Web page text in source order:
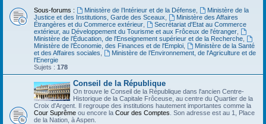
Sous-forums :
Ministère de l’Intérieur et de la Défense,
Ministère de la
Justice et des Institutions, Garde des Sceaux
Ministère des Affaires
Étrangères et du Commerce extérieur
Secrétariat d'Etat au Commerce
extérieur, au Développement du Tourisme et aux Frôceux de l'étranger
Ministère de l’Éducation, de l'Enseignement supérieur et de la Recherche
Ministère de l’Économie, des Finances et de l'Emploi
Ministère de la Santé
et des Affaires sociales
Ministère de l’Environnement, de l'Agriculture et de
l'Energie
Sujets : 178
Conseil de la République
On trouve le Conseil de la République dans l'ancien Centre-
Historique de la Capitale Frôceuse, au centre du Quartier de la
Croix d'Argent. Il regroupe des institutions hautement importantes comme la
Cour Suprême ou encore la Cour des Comptes . Son adresse est au 1, Place
de la Nation, à Aspen.